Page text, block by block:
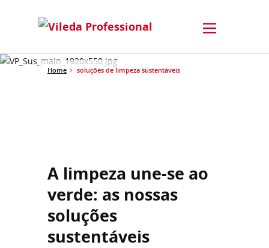
Home soluções de limpeza sustentáveis
A limpeza une-se ao
verde: as nossas
soluções
sustentáveis